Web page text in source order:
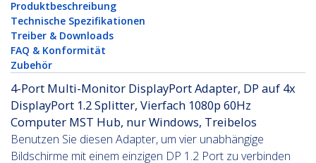
Produktbeschreibung
Technische Spezifikationen
Treiber & Downloads
FAQ & Konformität
Zubehör
4-Port Multi-Monitor DisplayPort Adapter, DP auf 4x
DisplayPort 1.2 Splitter, Vierfach 1080p 60Hz
Computer MST Hub, nur Windows, Treibelos
Benutzen Sie diesen Adapter, um vier unabhängige
Bildschirme mit einem einzigen DP 1.2 Port zu verbinden